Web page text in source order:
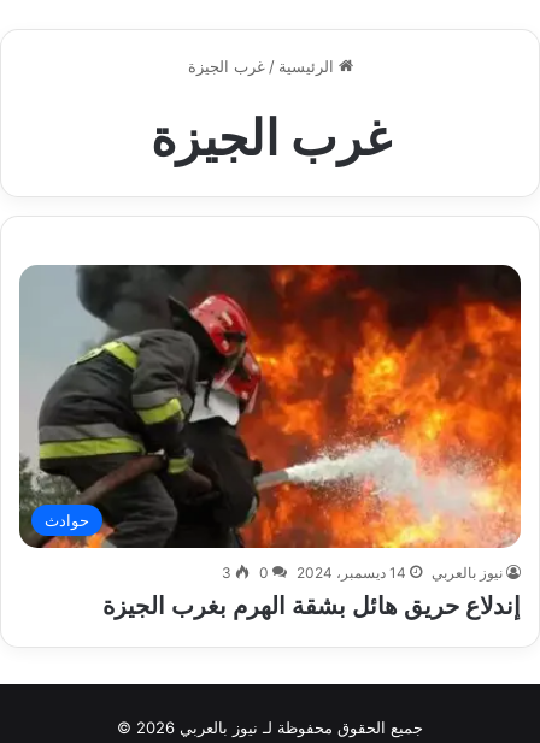
الرئيسية / غرب الجيزة
غرب الجيزة
حوادث
نيوز بالعربي 14 ديسمبر، 2024 0
3
إندلاع حريق هائل بشقة الهرم بغرب الجيزة
جميع الحقوق محفوظة لـ نيوز بالعربي 2026 ©